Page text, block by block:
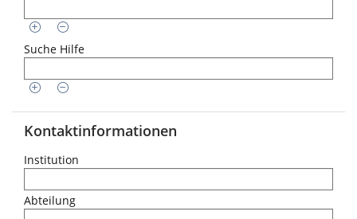
Suche Hilfe
Kontaktinformationen
Institution
Abteilung